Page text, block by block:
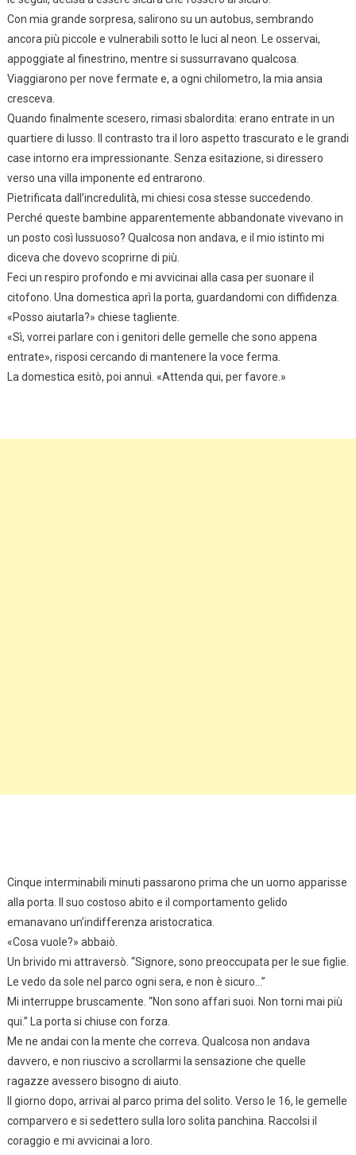
Con mia grande sorpresa, salirono su un autobus, sembrando
ancora più piccole e vulnerabili sotto le luci al neon. Le osservai,
appoggiate al finestrino, mentre si sussurravano qualcosa.
Viaggiarono per nove fermate e, a ogni chilometro, la mia ansia
cresceva.
Quando finalmente scesero, rimasi sbalordita: erano entrate in un
quartiere di lusso. Il contrasto tra il loro aspetto trascurato e le grandi
case intorno era impressionante. Senza esitazione, si diressero
verso una villa imponente ed entrarono.
Pietrificata dall’incredulità, mi chiesi cosa stesse succedendo.
Perché queste bambine apparentemente abbandonate vivevano in
un posto così lussuoso? Qualcosa non andava, e il mio istinto mi
diceva che dovevo scoprirne di più.
Feci un respiro profondo e mi avvicinai alla casa per suonare il
citofono. Una domestica aprì la porta, guardandomi con diffidenza.
«Posso aiutarla?» chiese tagliente.
«Sì, vorrei parlare con i genitori delle gemelle che sono appena
entrate», risposi cercando di mantenere la voce ferma.
La domestica esitò, poi annuì. «Attenda qui, per favore.»
Cinque interminabili minuti passarono prima che un uomo apparisse
alla porta. Il suo costoso abito e il comportamento gelido
emanavano un’indifferenza aristocratica.
«Cosa vuole?» abbaiò.
Un brivido mi attraversò. “Signore, sono preoccupata per le sue figlie.
Le vedo da sole nel parco ogni sera, e non è sicuro…”
Mi interruppe bruscamente. “Non sono affari suoi. Non torni mai più
qui.” La porta si chiuse con forza.
Me ne andai con la mente che correva. Qualcosa non andava
davvero, e non riuscivo a scrollarmi la sensazione che quelle
ragazze avessero bisogno di aiuto.
Il giorno dopo, arrivai al parco prima del solito. Verso le 16, le gemelle
comparvero e si sedettero sulla loro solita panchina. Raccolsi il
coraggio e mi avvicinai a loro.